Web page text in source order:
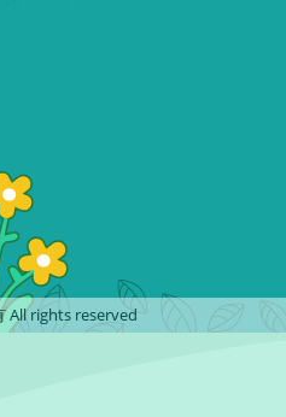
All rights reserved